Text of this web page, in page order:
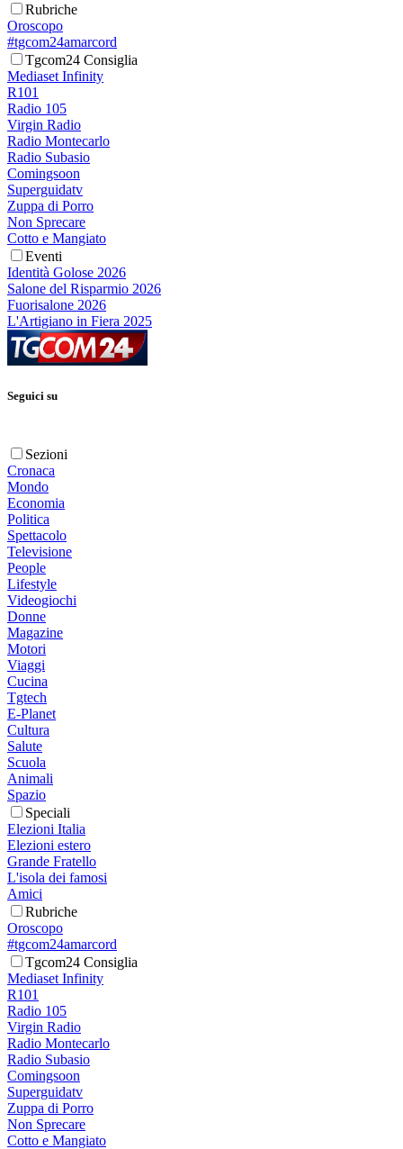
Rubriche
Oroscopo
#tgcom24amarcord
Tgcom24 Consiglia
Mediaset Infinity
R101
Radio 105
Virgin Radio
Radio Montecarlo
Radio Subasio
Comingsoon
Superguidatv
Zuppa di Porro
Non Sprecare
Cotto e Mangiato
Eventi
Identità Golose 2026
Salone del Risparmio 2026
Fuorisalone 2026
L'Artigiano in Fiera 2025
Seguici su
Sezioni
Cronaca
Mondo
Economia
Politica
Spettacolo
Televisione
People
Lifestyle
Videogiochi
Donne
Magazine
Motori
Viaggi
Cucina
Tgtech
E-Planet
Cultura
Salute
Scuola
Animali
Spazio
Speciali
Elezioni Italia
Elezioni estero
Grande Fratello
L'isola dei famosi
Amici
Rubriche
Oroscopo
#tgcom24amarcord
Tgcom24 Consiglia
Mediaset Infinity
R101
Radio 105
Virgin Radio
Radio Montecarlo
Radio Subasio
Comingsoon
Superguidatv
Zuppa di Porro
Non Sprecare
Cotto e Mangiato